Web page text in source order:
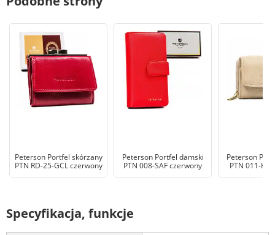
Peterson Portfel skórzany
PTN RD-25-GCL czerwony
Peterson Portfel damski
PTN 008-SAF czerwony
Peterson
PTN 011-HB
Specyfikacja, funkcje